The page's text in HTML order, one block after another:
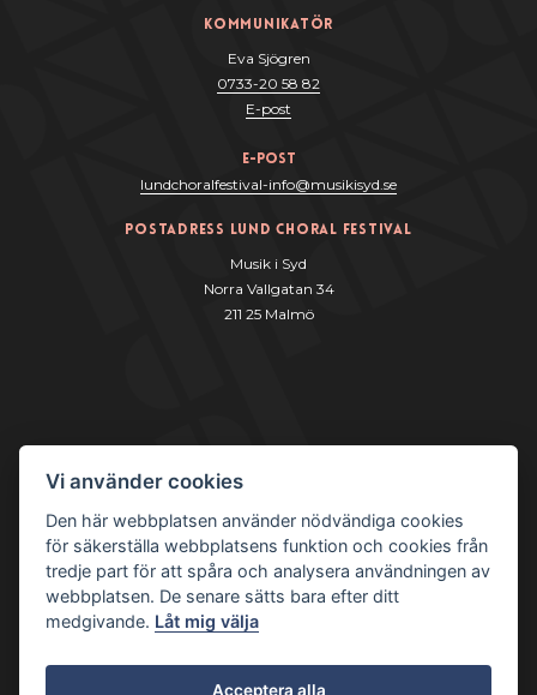
Kommunikatör
Eva Sjögren
0733-20 58 82
E-post
e-post
lundchoralfestival-info@musikisyd.se
Postadress Lund Choral Festival
Musik i Syd
Norra Vallgatan 34
211 25 Malmö
Vi använder cookies
Den här webbplatsen använder nödvändiga cookies
för säkerställa webbplatsens funktion och cookies från
tredje part för att spåra och analysera användningen av
webbplatsen. De senare sätts bara efter ditt
medgivande. Låt mig välja
Acceptera alla